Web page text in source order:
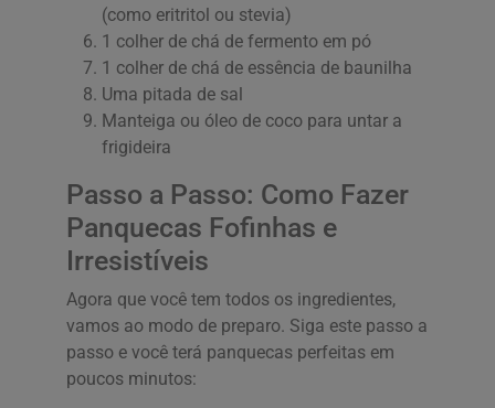
(como eritritol ou stevia)
1 colher de chá de fermento em pó
1 colher de chá de essência de baunilha
Uma pitada de sal
Manteiga ou óleo de coco para untar a
frigideira
Passo a Passo: Como Fazer
Panquecas Fofinhas e
Irresistíveis
Agora que você tem todos os ingredientes,
vamos ao modo de preparo. Siga este passo a
passo e você terá panquecas perfeitas em
poucos minutos: